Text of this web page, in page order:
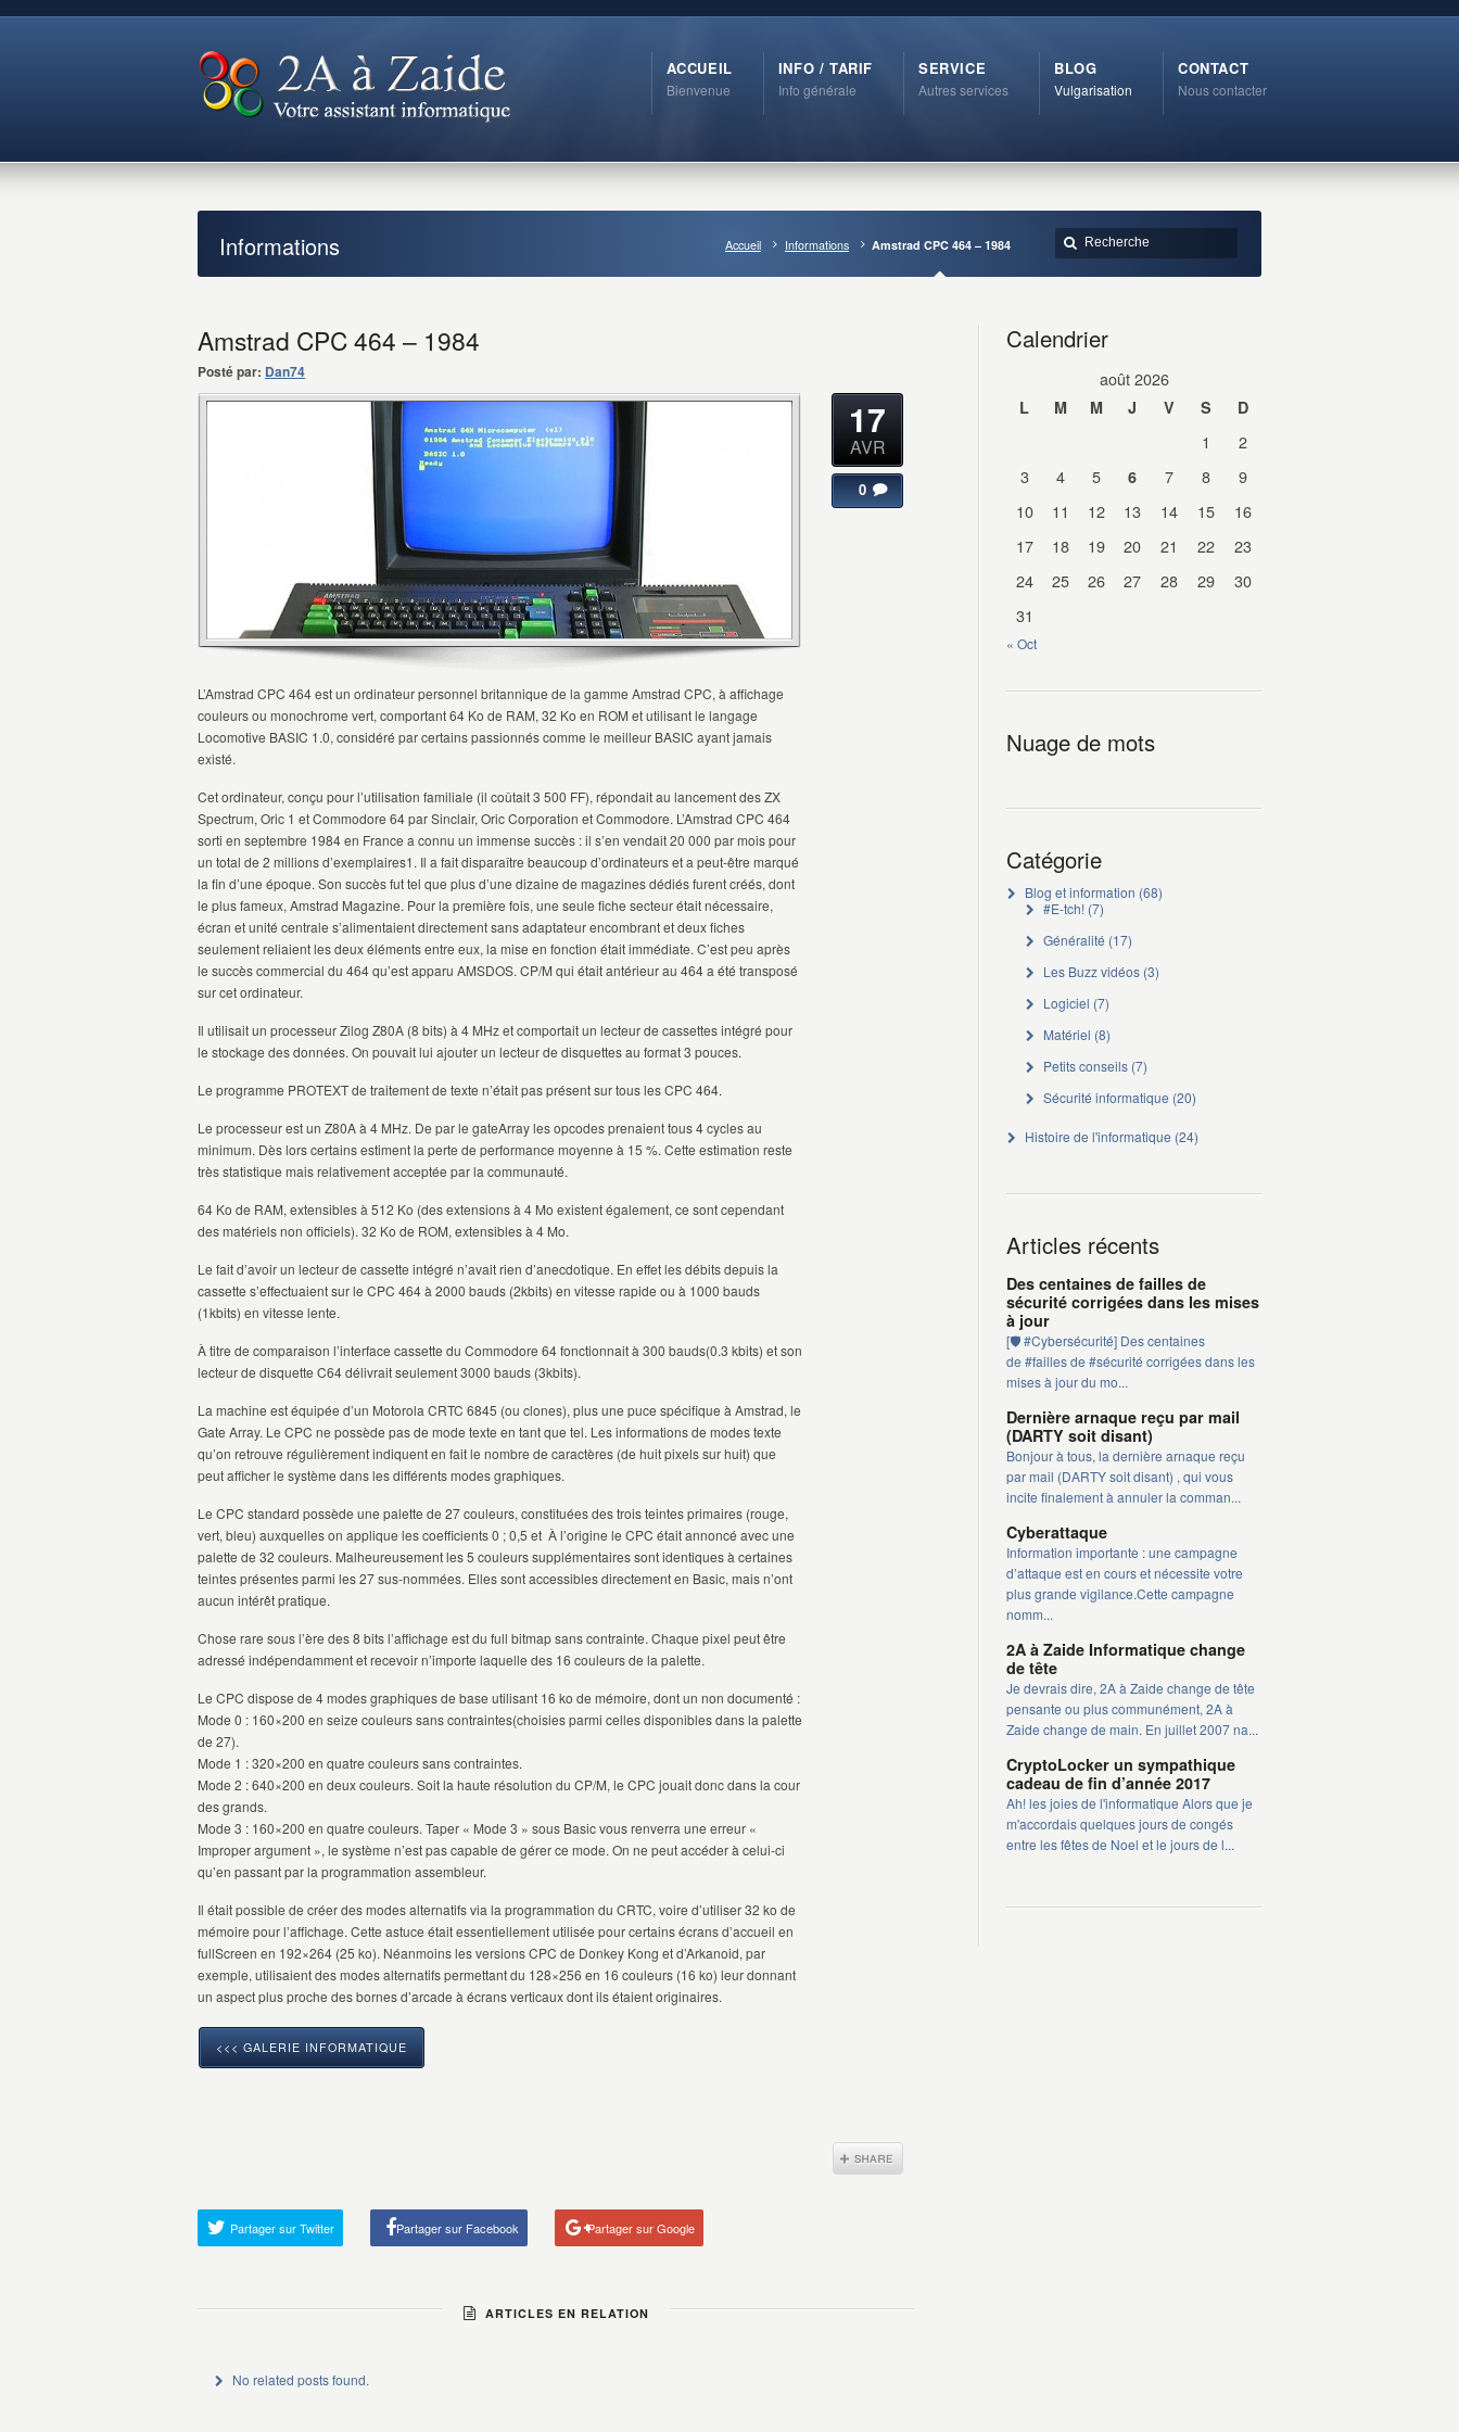
ACCUEIL
Bienvenue
INFO / TARIF
Info générale
SERVICE
Autres services
BLOG
Vulgarisation
CONTACT
Nous contacter
Informations Accueil Informations Amstrad CPC 464 – 1984
Amstrad CPC 464 – 1984
Posté par: Dan74
L’Amstrad CPC 464 est un ordinateur personnel britannique de la gamme Amstrad CPC, à affichage
couleurs ou monochrome vert, comportant 64 Ko de RAM, 32 Ko en ROM et utilisant le langage
Locomotive BASIC 1.0, considéré par certains passionnés comme le meilleur BASIC ayant jamais
existé.
Cet ordinateur, conçu pour l’utilisation familiale (il coûtait 3 500 FF), répondait au lancement des ZX
Spectrum, Oric 1 et Commodore 64 par Sinclair, Oric Corporation et Commodore. L’Amstrad CPC 464
sorti en septembre 1984 en France a connu un immense succès : il s’en vendait 20 000 par mois pour
un total de 2 millions d’exemplaires1. Il a fait disparaître beaucoup d’ordinateurs et a peut-être marqué
la fin d’une époque. Son succès fut tel que plus d’une dizaine de magazines dédiés furent créés, dont
le plus fameux, Amstrad Magazine. Pour la première fois, une seule fiche secteur était nécessaire,
écran et unité centrale s’alimentaient directement sans adaptateur encombrant et deux fiches
seulement reliaient les deux éléments entre eux, la mise en fonction était immédiate. C’est peu après
le succès commercial du 464 qu’est apparu AMSDOS. CP/M qui était antérieur au 464 a été transposé
sur cet ordinateur.
Il utilisait un processeur Zilog Z80A (8 bits) à 4 MHz et comportait un lecteur de cassettes intégré pour
le stockage des données. On pouvait lui ajouter un lecteur de disquettes au format 3 pouces.
Le programme PROTEXT de traitement de texte n’était pas présent sur tous les CPC 464.
Le processeur est un Z80A à 4 MHz. De par le gateArray les opcodes prenaient tous 4 cycles au
minimum. Dès lors certains estiment la perte de performance moyenne à 15 %. Cette estimation reste
très statistique mais relativement acceptée par la communauté.
64 Ko de RAM, extensibles à 512 Ko (des extensions à 4 Mo existent également, ce sont cependant
des matériels non officiels). 32 Ko de ROM, extensibles à 4 Mo.
Le fait d’avoir un lecteur de cassette intégré n’avait rien d’anecdotique. En effet les débits depuis la
cassette s’effectuaient sur le CPC 464 à 2000 bauds (2kbits) en vitesse rapide ou à 1000 bauds
(1kbits) en vitesse lente.
À titre de comparaison l’interface cassette du Commodore 64 fonctionnait à 300 bauds(0.3 kbits) et son
lecteur de disquette C64 délivrait seulement 3000 bauds (3kbits).
La machine est équipée d’un Motorola CRTC 6845 (ou clones), plus une puce spécifique à Amstrad, le
Gate Array. Le CPC ne possède pas de mode texte en tant que tel. Les informations de modes texte
qu’on retrouve régulièrement indiquent en fait le nombre de caractères (de huit pixels sur huit) que
peut afficher le système dans les différents modes graphiques.
Le CPC standard possède une palette de 27 couleurs, constituées des trois teintes primaires (rouge,
vert, bleu) auxquelles on applique les coefficients 0 ; 0,5 et À l’origine le CPC était annoncé avec une
palette de 32 couleurs. Malheureusement les 5 couleurs supplémentaires sont identiques à certaines
teintes présentes parmi les 27 sus-nommées. Elles sont accessibles directement en Basic, mais n’ont
aucun intérêt pratique.
Chose rare sous l’ère des 8 bits l’affichage est du full bitmap sans contrainte. Chaque pixel peut être
adressé indépendamment et recevoir n’importe laquelle des 16 couleurs de la palette.
Le CPC dispose de 4 modes graphiques de base utilisant 16 ko de mémoire, dont un non documenté :
Mode 0 : 160×200 en seize couleurs sans contraintes(choisies parmi celles disponibles dans la palette
de 27).
Mode 1 : 320×200 en quatre couleurs sans contraintes.
Mode 2 : 640×200 en deux couleurs. Soit la haute résolution du CP/M, le CPC jouait donc dans la cour
des grands.
Mode 3 : 160×200 en quatre couleurs. Taper « Mode 3 » sous Basic vous renverra une erreur «
Improper argument », le système n’est pas capable de gérer ce mode. On ne peut accéder à celui-ci
qu’en passant par la programmation assembleur.
Il était possible de créer des modes alternatifs via la programmation du CRTC, voire d’utiliser 32 ko de
mémoire pour l’affichage. Cette astuce était essentiellement utilisée pour certains écrans d’accueil en
fullScreen en 192×264 (25 ko). Néanmoins les versions CPC de Donkey Kong et d’Arkanoid, par
exemple, utilisaient des modes alternatifs permettant du 128×256 en 16 couleurs (16 ko) leur donnant
un aspect plus proche des bornes d’arcade à écrans verticaux dont ils étaient originaires.
<<< GALERIE INFORMATIQUE
17
AVR
0
Partager sur Twitter Partager sur Facebook Partager sur Google
ARTICLES EN RELATION
No related posts found.
Calendrier
août 2026
L M M J V S D
1
2
3
4 5 6 7 8
9
10
11 12 13 14 15
16
17
18 19 20 21 22
23
24
25 26 27 28 29
30
31
« Oct
Nuage de mots
Catégorie
Blog et information (68)
#E-tch!(7)
Généralité (17)
Les Buzz vidéos(3)
Logiciel (7)
Matériel (8)
Petits conseils(7)
Sécurité informatique (20)
Histoire de l'informatique (24)
Articles récents
Des centaines de failles de
sécurité corrigées dans les mises
à jour
[🛡️ #Cybersécurité] Des centaines
de #failles de #sécurité corrigées dans les
mises à jour du mo...
Dernière arnaque reçu par mail
(DARTY soit disant)
Bonjour à tous, la dernière arnaque reçu
par mail (DARTY soit disant) , qui vous
incite finalement à annuler la comman...
Cyberattaque
Information importante : une campagne
d’attaque est en cours et nécessite votre
plus grande vigilance.Cette campagne
nomm...
2A à Zaide Informatique change
de tête
Je devrais dire, 2A à Zaide change de tête
pensante ou plus communément, 2A à
Zaide change de main. En juillet 2007 na...
CryptoLocker un sympathique
cadeau de fin d’année 2017
Ah! les joies de l'informatique Alors que je
m'accordais quelques jours de congés
entre les fêtes de Noel et le jours de l...